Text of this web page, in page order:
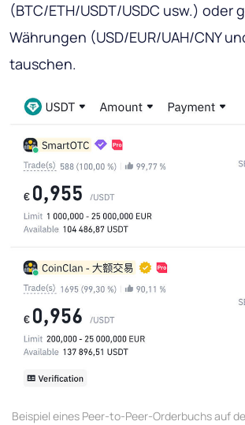
(BTC/ETH/USDT/USDC usw.) oder
Währungen (USD/EUR/UAH/CNY
tauschen.
Beispiel eines Peer-to-Peer-Orderbuchs auf